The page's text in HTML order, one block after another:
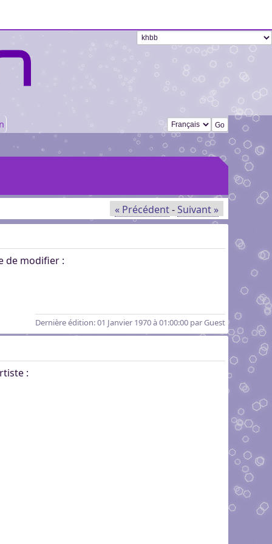
Changer de langue
« Précédent-Suivant »
de modifier :
Dernière édition: 01 Janvier 1970 à 01:00:00 par Guest
: